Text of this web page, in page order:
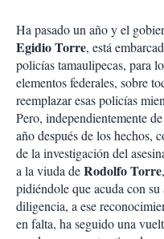
Ha pasado un año y el
Egidio Torre, está
policías tamaulipecas, para
elementos federales, sobre
reemplazar esas policías
Pero, independientemente
año después de los hechos,
de la investigación del
a la viuda deRodolfo Torre
pidiéndole que acuda con
diligencia, a ese
en falta, ha seguido una